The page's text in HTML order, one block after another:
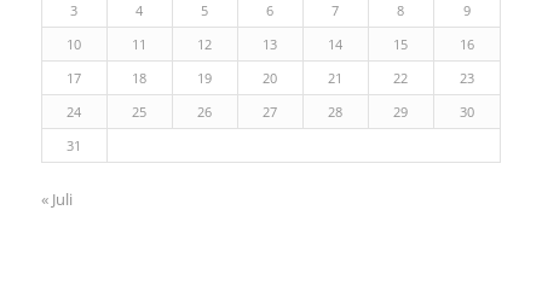
3
4 5 6 7 8
9
10
11 12 13 14 15
16
17
18 19 20 21 22
23
24
25 26 27 28 29
30
31
« Juli